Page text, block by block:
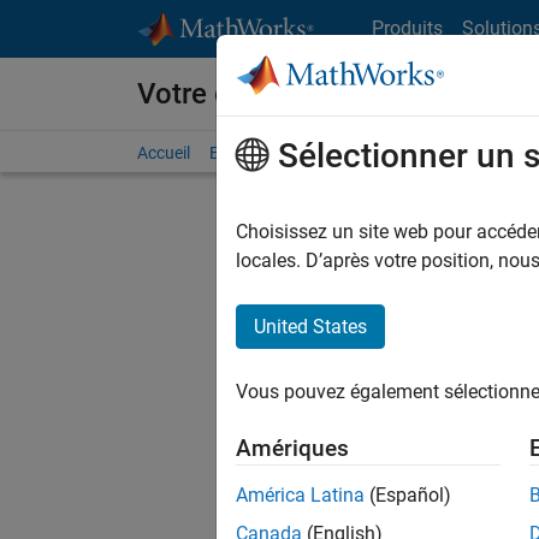
Produits
Votre carrière chez MathWorks
Accueil Explorer nos opportunités Adresses de
d'offre
Les
Sélectionner un
Choisissez un site web pour
locales. D’après votre position,
United States
Vous pouvez également
Amériques
América Latina (Español)
Canada (English)